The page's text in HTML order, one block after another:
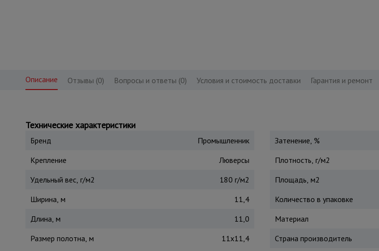
Описание Отзывы (0) Вопросы и ответы (0) Условия и стоимость доставки Гарантия и ремонт
Технические характеристики
Бренд
Промышленник
Крепление
Люверсы
Удельный вес, г/м2
180 г/м2
Ширина, м
11,4
Длина, м
11,0
Размер полотна, м
11х11,4
Затенение, %
Плотность, г/м2
Площадь, м2
Количество в упаковке
Материал
Страна производитель